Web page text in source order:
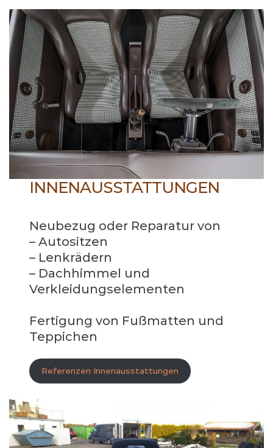
INNENAUSSTATTUNGEN
Neubezug oder Reparatur von
– Autositzen
– Lenkrädern
– Dachhimmel und
Verkleidungselementen
Fertigung von Fußmatten und
Teppichen
Referenzen Innenausstattungen